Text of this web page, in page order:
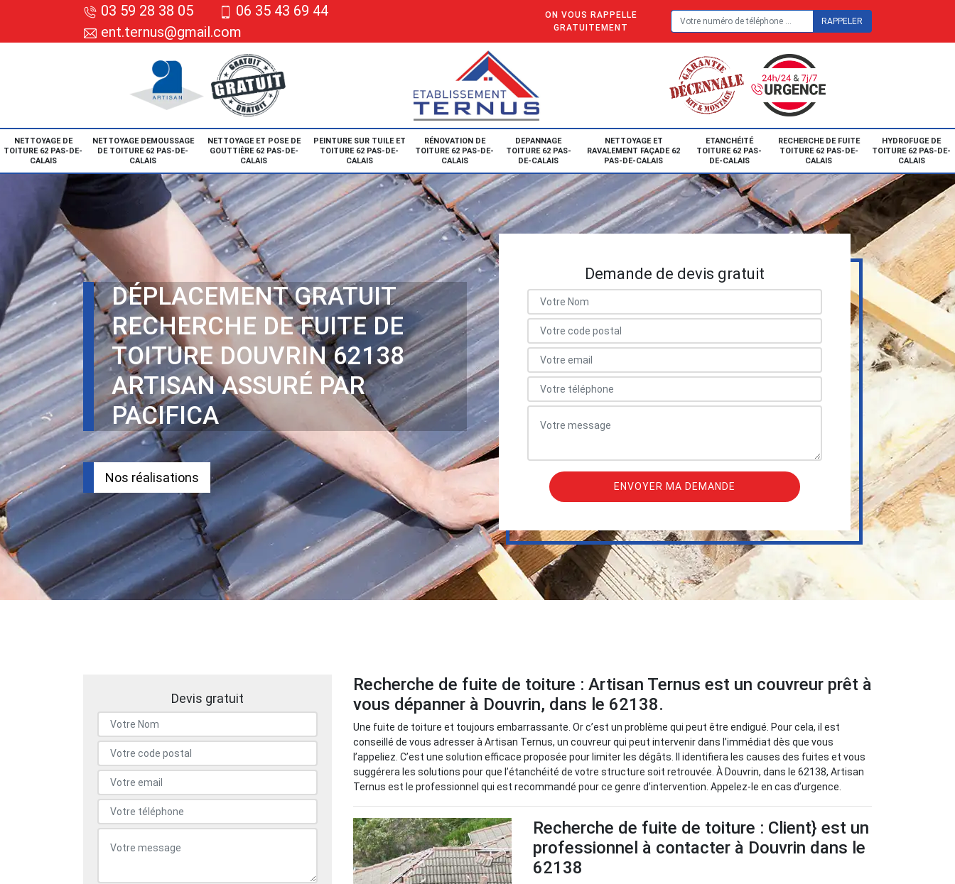
03 59 28 38 05
06 35 43 69 44
ent.ternus@gmail.com
ON VOUS RAPPELLE
GRATUITEMENT
NETTOYAGE DE
TOITURE 62 PAS-DE-
CALAIS
NETTOYAGE DEMOUSSAGE
DE TOITURE 62 PAS-DE-
CALAIS
NETTOYAGE ET POSE DE
GOUTTIÈRE 62 PAS-DE-
CALAIS
PEINTURE SUR TUILE ET
TOITURE 62 PAS-DE-
CALAIS
RÉNOVATION DE
TOITURE 62 PAS-DE-
CALAIS
DEPANNAGE
TOITURE 62 PAS-
DE-CALAIS
NETTOYAGE ET
RAVALEMENT FAÇADE 62
PAS-DE-CALAIS
ETANCHÉITÉ
TOITURE 62 PAS-
DE-CALAIS
RECHERCHE DE FUITE
TOITURE 62 PAS-DE-
CALAIS
HYDROFUGE DE
TOITURE 62 PAS-DE-
CALAIS
DÉPLACEMENT GRATUIT
RECHERCHE DE FUITE DE
TOITURE DOUVRIN 62138
ARTISAN ASSURÉ PAR
PACIFICA
Nos réalisations
Demande de devis gratuit
Devis gratuit
Recherche de fuite de toiture : Artisan Ternus est un couvreur prêt à
vous dépanner à Douvrin, dans le 62138.
Une fuite de toiture et toujours embarrassante. Or c’est un problème qui peut être endigué. Pour cela, il est
conseillé de vous adresser à Artisan Ternus, un couvreur qui peut intervenir dans l’immédiat dès que vous
l’appeliez. C’est une solution efficace proposée pour limiter les dégâts. Il identifiera les causes des fuites et vous
suggérera les solutions pour que l’étanchéité de votre structure soit retrouvée. À Douvrin, dans le 62138, Artisan
Ternus est le professionnel qui est recommandé pour ce genre d’intervention. Appelez-le en cas d’urgence.
Recherche de fuite de toiture : Client} est un
professionnel à contacter à Douvrin dans le
62138